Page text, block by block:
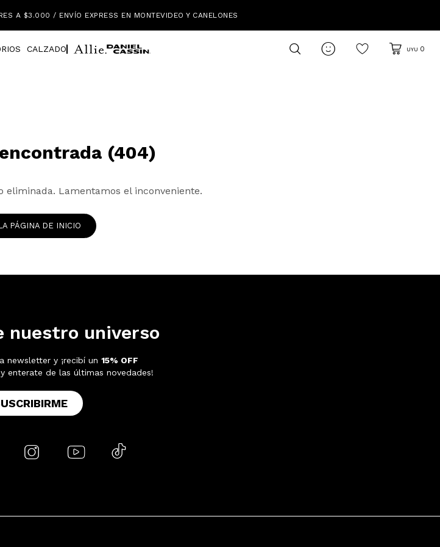
A $3.000 / ENVÍO EXPRESS EN MONTEVIDEO Y CANELONES
CALZADO  UYU 0
(404)
eliminada. Lamentamos el inconveniente.
PÁGINA DE INICIO
nuestro universo
newsletter y ¡recibí un 15% OFF
enterate de las últimas novedades!
  